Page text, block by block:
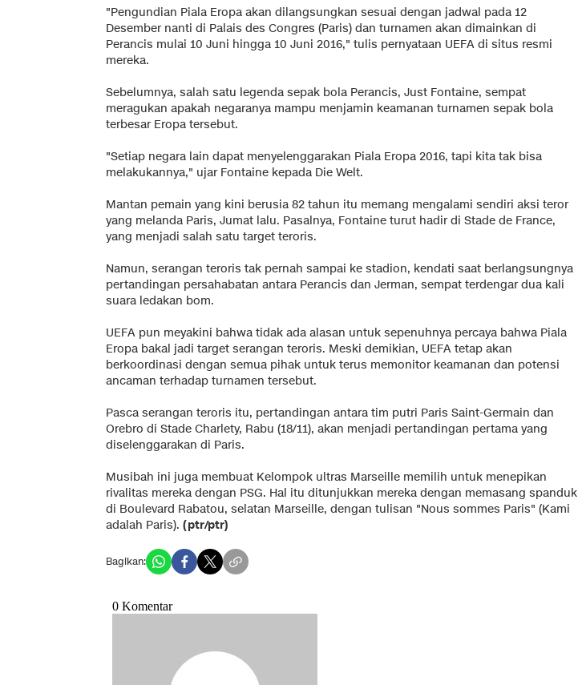
"Pengundian Piala Eropa akan dilangsungkan sesuai dengan jadwal pada 12
Desember nanti di Palais des Congres (Paris) dan turnamen akan dimainkan di
Perancis mulai 10 Juni hingga 10 Juni 2016," tulis pernyataan UEFA di situs resmi
mereka.
Sebelumnya, salah satu legenda sepak bola Perancis, Just Fontaine, sempat
meragukan apakah negaranya mampu menjamin keamanan turnamen sepak bola
terbesar Eropa tersebut.
"Setiap negara lain dapat menyelenggarakan Piala Eropa 2016, tapi kita tak bisa
melakukannya," ujar Fontaine kepada Die Welt.
Mantan pemain yang kini berusia 82 tahun itu memang mengalami sendiri aksi teror
yang melanda Paris, Jumat lalu. Pasalnya, Fontaine turut hadir di Stade de France,
yang menjadi salah satu target teroris.
Namun, serangan teroris tak pernah sampai ke stadion, kendati saat berlangsungnya
pertandingan persahabatan antara Perancis dan Jerman, sempat terdengar dua kali
suara ledakan bom.
UEFA pun meyakini bahwa tidak ada alasan untuk sepenuhnya percaya bahwa Piala
Eropa bakal jadi target serangan teroris. Meski demikian, UEFA tetap akan
berkoordinasi dengan semua pihak untuk terus memonitor keamanan dan potensi
ancaman terhadap turnamen tersebut.
Pasca serangan teroris itu, pertandingan antara tim putri Paris Saint-Germain dan
Orebro di Stade Charlety, Rabu (18/11), akan menjadi pertandingan pertama yang
diselenggarakan di Paris.
Musibah ini juga membuat Kelompok ultras Marseille memilih untuk menepikan
rivalitas mereka dengan PSG. Hal itu ditunjukkan mereka dengan memasang spanduk
di Boulevard Rabatou, selatan Marseille, dengan tulisan "Nous sommes Paris" (Kami
adalah Paris). (ptr/ptr)
Bagikan: